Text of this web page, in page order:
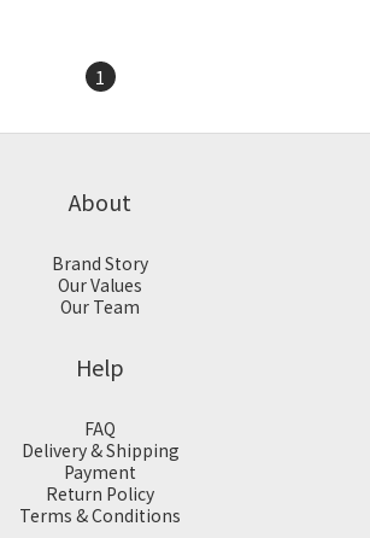
1
About
Brand Story
Our Values
Our Team
Help
FAQ
Delivery & Shipping
Payment
Return Policy
Terms & Conditions